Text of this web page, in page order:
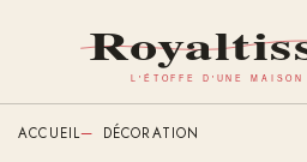
ACCUEIL DÉCORATION